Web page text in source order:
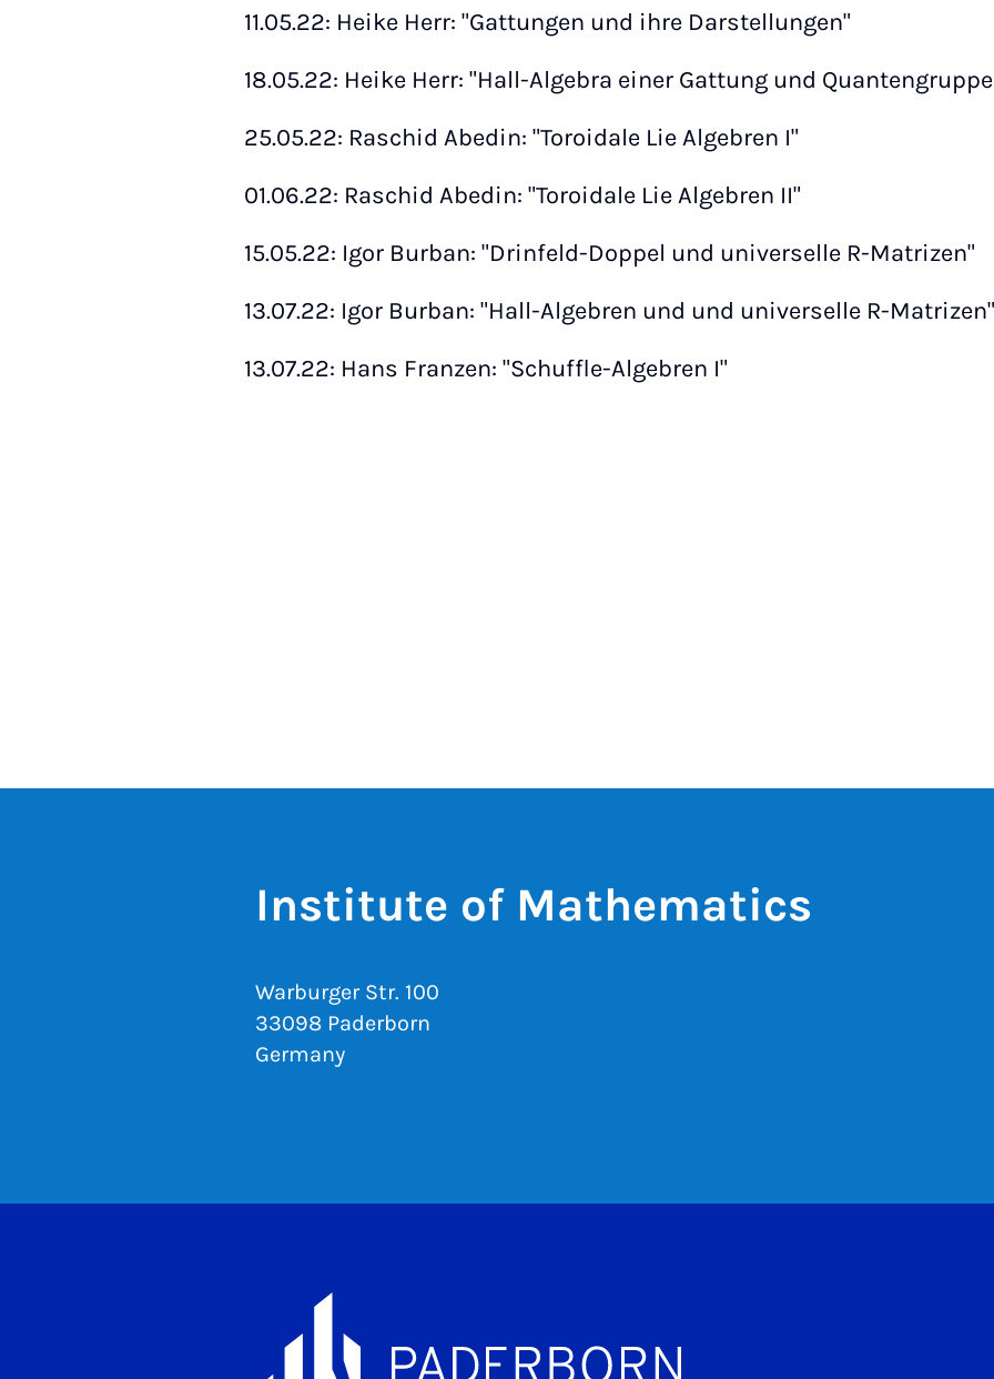
11.05.22: Heike Herr: "Gattungen und ihre Darstellungen"
18.05.22: Heike Herr: "Hall-Algebra einer Gattung und
25.05.22: Raschid Abedin: "Toroidale Lie Algebren I"
01.06.22: Raschid Abedin: "Toroidale Lie Algebren II"
15.05.22: Igor Burban: "Drinfeld-Doppel und universelle R-Matrizen"
13.07.22: Igor Burban: "Hall-Algebren und und universelle R-Matrizen"
13.07.22: Hans Franzen: "Schuffle-Algebren I"
Institute of Mathematics
Warburger Str. 100
33098 Paderborn
Germany